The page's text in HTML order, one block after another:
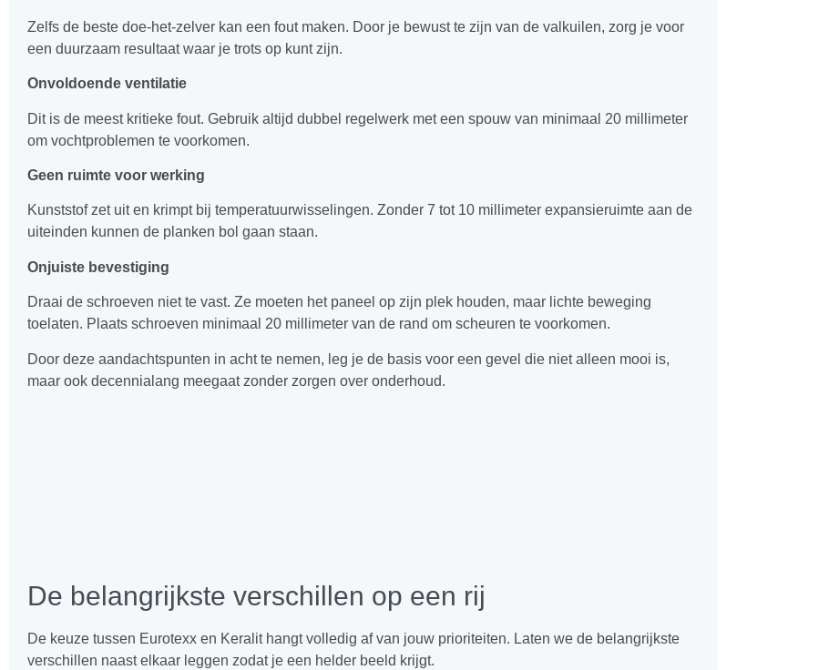
Zelfs de beste doe-het-zelver kan een fout maken. Door je bewust te zijn van de valkuilen, zorg je voor
een duurzaam resultaat waar je trots op kunt zijn.
Onvoldoende ventilatie
Dit is de meest kritieke fout. Gebruik altijd dubbel regelwerk met een spouw van minimaal 20 millimeter
om vochtproblemen te voorkomen.
Geen ruimte voor werking
Kunststof zet uit en krimpt bij temperatuurwisselingen. Zonder 7 tot 10 millimeter expansieruimte aan de
uiteinden kunnen de planken bol gaan staan.
Onjuiste bevestiging
Draai de schroeven niet te vast. Ze moeten het paneel op zijn plek houden, maar lichte beweging
toelaten. Plaats schroeven minimaal 20 millimeter van de rand om scheuren te voorkomen.
Door deze aandachtspunten in acht te nemen, leg je de basis voor een gevel die niet alleen mooi is,
maar ook decennialang meegaat zonder zorgen over onderhoud.
De belangrijkste verschillen op een rij
De keuze tussen Eurotexx en Keralit hangt volledig af van jouw prioriteiten. Laten we de belangrijkste
verschillen naast elkaar leggen zodat je een helder beeld krijgt.